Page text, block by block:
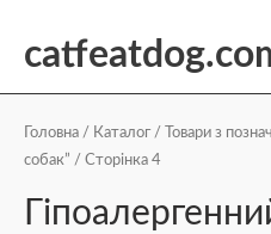
Головна / Каталог /
Товари з
собак” / Сторінка 4
ціною: